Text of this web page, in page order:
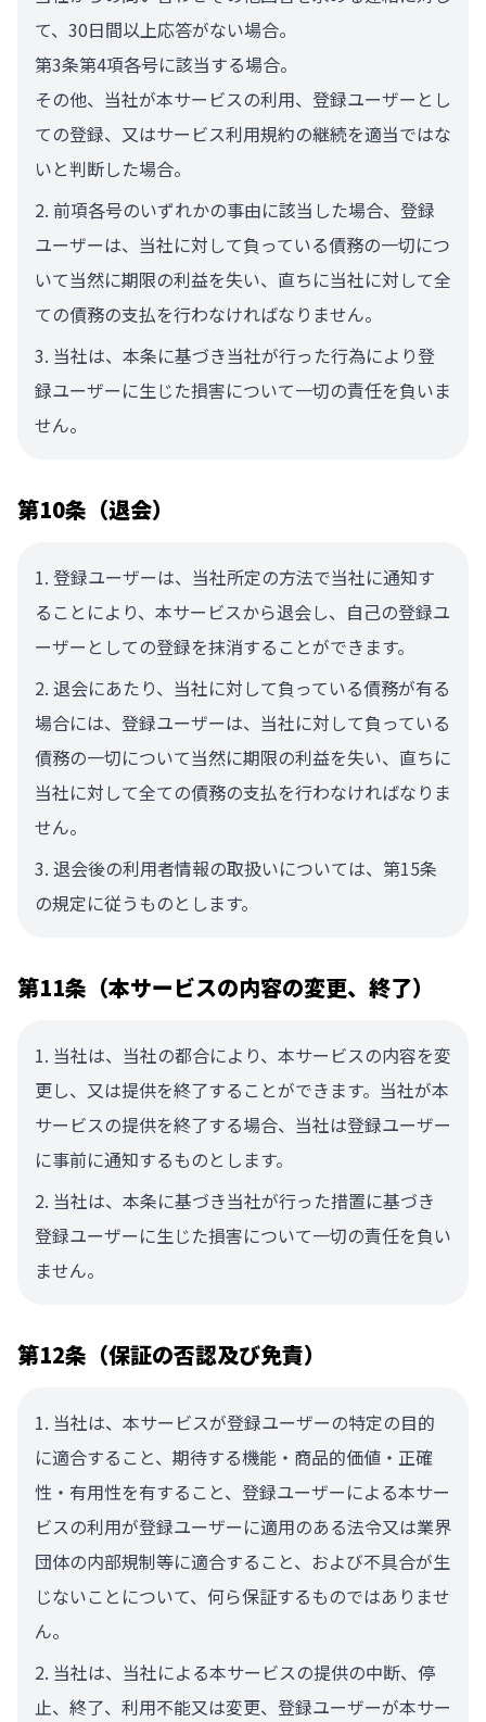
て、30日間以上応答がない場合。
第3条第4項各号に該当する場合。
その他、当社が本サービスの利用、登録ユーザーとし
ての登録、又はサービス利用規約の継続を適当ではな
いと判断した場合。
前項各号のいずれかの事由に該当した場合、登録
ユーザーは、当社に対して負っている債務の一切につ
いて当然に期限の利益を失い、直ちに当社に対して全
ての債務の支払を行わなければなりません。
当社は、本条に基づき当社が行った行為により登
録ユーザーに生じた損害について一切の責任を負いま
せん。
第10条（退会）
登録ユーザーは、当社所定の方法で当社に通知す
ることにより、本サービスから退会し、自己の登録ユ
ーザーとしての登録を抹消することができます。
退会にあたり、当社に対して負っている債務が有る
場合には、登録ユーザーは、当社に対して負っている
債務の一切について当然に期限の利益を失い、直ちに
当社に対して全ての債務の支払を行わなければなりま
せん。
退会後の利用者情報の取扱いについては、第15条
の規定に従うものとします。
第11条（本サービスの内容の変更、終了）
当社は、当社の都合により、本サービスの内容を変
更し、又は提供を終了することができます。当社が本
サービスの提供を終了する場合、当社は登録ユーザー
に事前に通知するものとします。
当社は、本条に基づき当社が行った措置に基づき
登録ユーザーに生じた損害について一切の責任を負い
ません。
第12条（保証の否認及び免責）
当社は、本サービスが登録ユーザーの特定の目的
に適合すること、期待する機能・商品的価値・正確
性・有用性を有すること、登録ユーザーによる本サー
ビスの利用が登録ユーザーに適用のある法令又は業界
団体の内部規制等に適合すること、および不具合が生
じないことについて、何ら保証するものではありませ
ん。
当社は、当社による本サービスの提供の中断、停
止、終了、利用不能又は変更、登録ユーザーが本サー